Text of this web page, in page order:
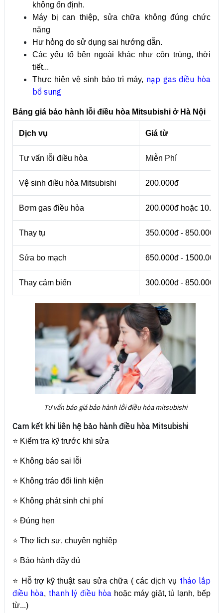
không ổn định.
Máy bị can thiệp, sửa chữa không đúng chức
năng
Hư hỏng do sử dụng sai hướng dẫn.
Các yếu tố bên ngoài khác như côn trùng, thời
tiết...
Thực hiện vệ sinh bảo trì máy, nạp gas điều hòa
bổ sung
Bảng giá bảo hành lỗi điều hòa Mitsubishi ở Hà Nội
Dịch vụ Giá từ
Tư vấn lỗi điều hòa Miễn Phí
Vệ sinh điều hòa Mitsubishi 200.000đ
Bơm gas điều hòa 200.000đ hoặc
Thay tụ 350.000đ - 850.000đ
Sửa bo mạch 650.000đ - 1500.000đ
Thay cảm biến 300.000đ - 850.000đ
Tư vấn báo giá bảo hành lỗi điều hòa mitsubishi
Cam kết khi liên hệ bảo hành điều hòa Mitsubishi
⭐ Kiểm tra kỹ trước khi sửa
⭐ Không báo sai lỗi
⭐ Không tráo đổi linh kiện
⭐ Không phát sinh chi phí
⭐ Đúng hẹn
⭐ Thợ lịch sự, chuyên nghiệp
⭐ Bảo hành đầy đủ
⭐ Hỗ trợ kỹ thuật sau sửa chữa ( các dịch vụ tháo lắp
điều hòa, thanh lý điều hòa hoặc máy giặt, tủ lạnh, bếp
từ...)